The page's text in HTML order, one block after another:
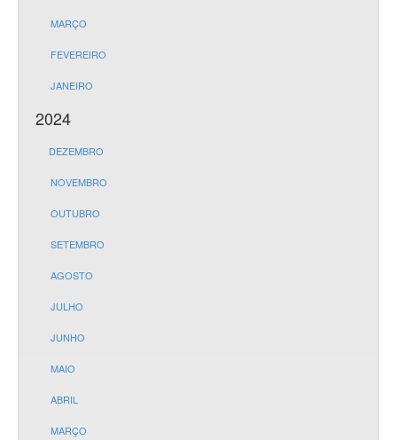
MARÇO
FEVEREIRO
JANEIRO
2024
DEZEMBRO
NOVEMBRO
OUTUBRO
SETEMBRO
AGOSTO
JULHO
JUNHO
MAIO
ABRIL
MARÇO